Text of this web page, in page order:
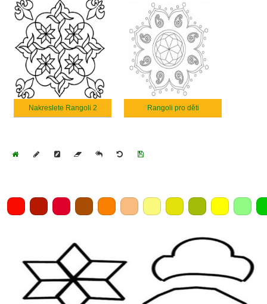
Nakreslete Rangoli 2 Rangoli pro děti